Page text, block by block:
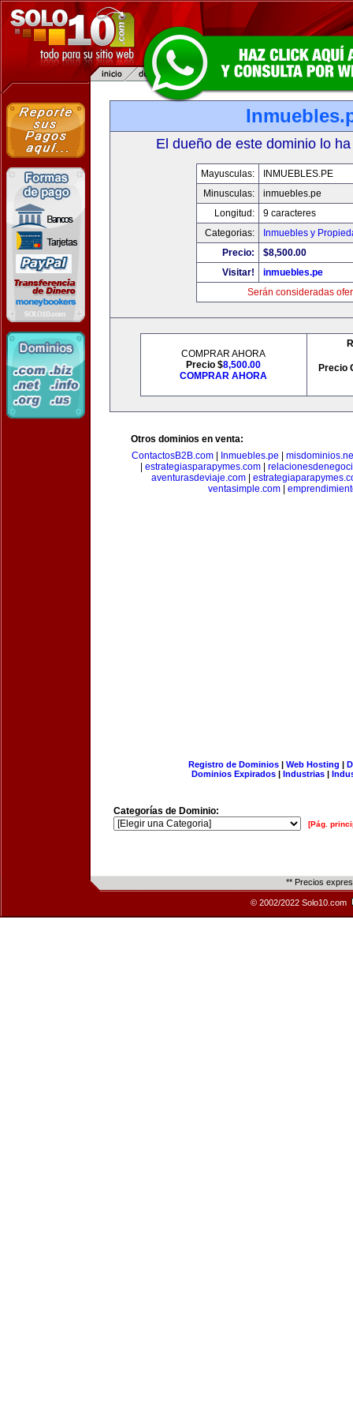
El dueño de este dominio lo
Mayusculas:
INMUEBLES.PE
Minusculas:
inmuebles.pe
Longitud:
9 caracteres
Categorias:
Inmuebles y
Precio:
$8,500.00
Visitar!
inmuebles.pe
Serán consideradas
COMPRAR AHORA
Precio $8,500.00
COMPRAR AHORA
Precio
Otros dominios en venta:
ContactosB2B.com
Inmuebles.pe
estrategiasparapymes.com
aventurasdeviaje.com|
ventasimple.com|
Registro de Dominios| Web Hosting |
Dominios Expirados | Industrias |
Categorías de Dominio:
[Pág.
** Precios
© 2002/2022 Solo10.com